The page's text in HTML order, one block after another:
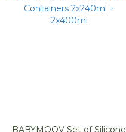
BABYMOOV Set of Silicone